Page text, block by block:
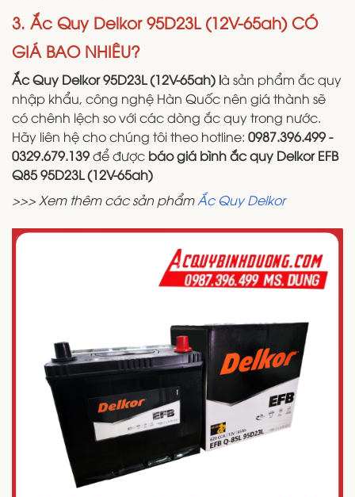
3. Ắc Quy Delkor 95D23L (12V-65ah) CÓ
GIÁ BAO NHIÊU?
Ắc Quy Delkor 95D23L (12V-65ah) là sản phẩm ắc quy
nhập khẩu, công nghệ Hàn Quốc nên giá thành sẽ
có chênh lệch so với các dòng ắc quy trong nước.
Hãy liên hệ cho chúng tôi theo hotline: 0987.396.499 -
0329.679.139để được báo giá bình ắc quy Delkor EFB
Q85 95D23L (12V-65ah)
>>> Xem thêm các sản phẩmẮc Quy Delkor